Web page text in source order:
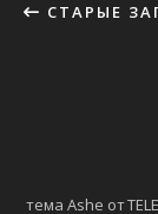
СТАРЫЕ
тема Ashe от